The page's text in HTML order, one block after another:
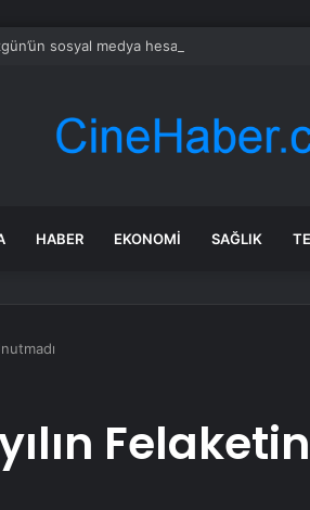
sosyal medya hesabına erişim engeli:
HABER EKONOMI SAĞLIK